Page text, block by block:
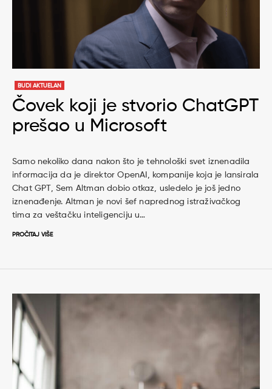
BUDI AKTUELAN
Čovek koji je stvorio ChatGPT
prešao u Microsoft
Samo nekoliko dana nakon što je tehnološki svet iznenadila
informacija da je direktor OpenAI, kompanije koja je lansirala
Chat GPT, Sem Altman dobio otkaz, usledelo je još jedno
iznenađenje. Altman je novi šef naprednog istraživačkog
tima za veštačku inteligenciju u…
PROČITAJ VIŠE